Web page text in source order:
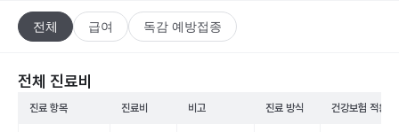
전체 급여 독감 예방접종
전체 진료비
진료 항목 진료비 비고 진료 방식 건강보험 적용